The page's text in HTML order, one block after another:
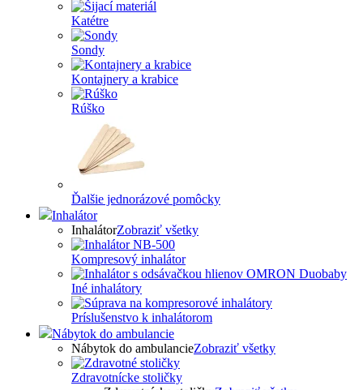
Katétre
Sondy
Kontajnery a krabice
Rúško
Ďalšie jednorázové pomôcky
Inhalátor
InhalátorZobraziť všetky
Kompresový inhalátor
Iné inhalátory
Príslušenstvo k inhalátorom
Nábytok do ambulancie
Nábytok do ambulancieZobraziť všetky
Zdravotnícke stoličky